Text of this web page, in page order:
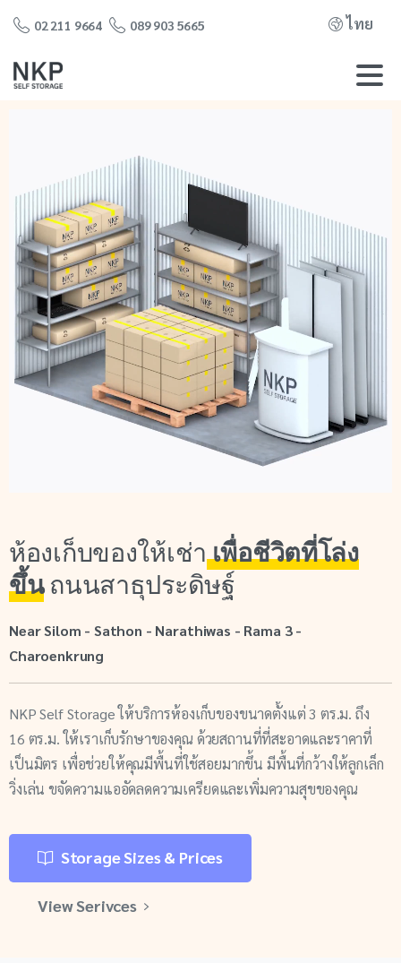
02 211 9664 089 903 5665 ไทย
ห้องเก็บของให้เช่าเพื่อชีวิตที่โล่ง
ขึ้นถนนสาธุประดิษฐ์
Near Silom - Sathon - Narathiwas - Rama 3 -
Charoenkrung
NKP Self Storage ให้บริการห้องเก็บของขนาดตั้งแต่ 3 ตร.ม. ถึง
16 ตร.ม. ให้เราเก็บรักษาของคุณ ด้วยสถานที่ที่สะอาดและราคาที่
เป็นมิตร เพื่อช่วยให้คุณมีพื้นที่ใช้สอยมากขึ้น มีพื้นที่กว้างให้ลูกเล็ก
วิ่งเล่น ขจัดความแออัดลดความเครียดและเพิ่มความสุขของคุณ
Storage Sizes & Prices
View Serivces